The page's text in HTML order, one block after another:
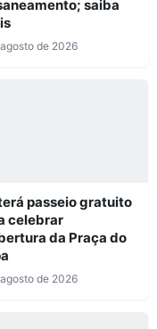
saiba
de 2026
passeio gratuito
celebrar
da Praça do
de 2026